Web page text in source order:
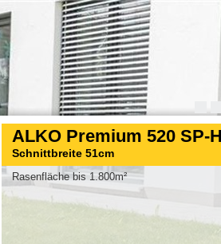
ALKO Premium 520 SP-H
Schnittbreite 51cm
Rasenfläche bis 1.800m²